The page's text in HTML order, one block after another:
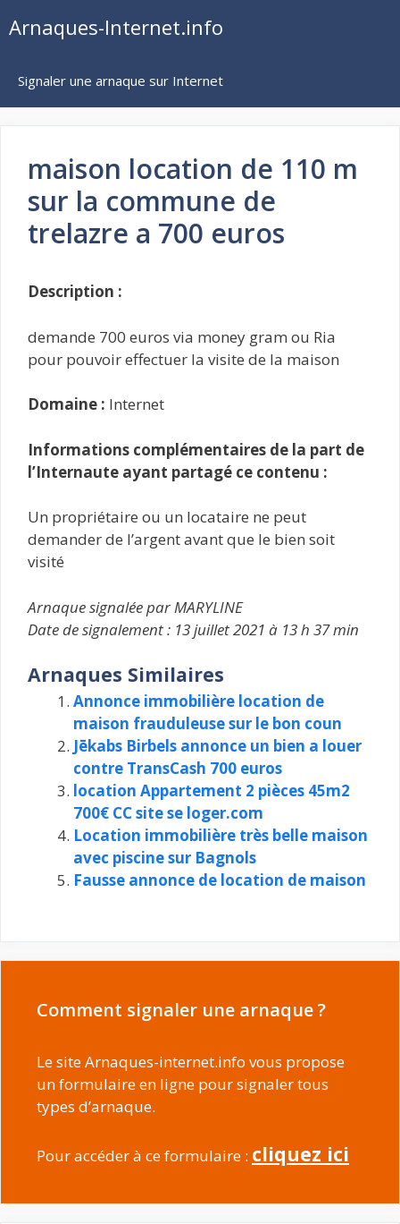
auArnaques-Internet.info
Signaler une arnaque sur Internet
maison location de 110 m
sur la commune de
trelazre a 700 euros
Description :
demande 700 euros via money gram ou Ria
pour pouvoir effectuer la visite de la maison
Domaine : Internet
Informations complémentaires de la part de
l’Internaute ayant partagé ce contenu :
Un propriétaire ou un locataire ne peut
demander de l’argent avant que le bien soit
visité
Arnaque signalée par MARYLINE
Date de signalement : 13 juillet 2021 à 13 h 37 min
Arnaques Similaires
Annonce immobilière location de
maison frauduleuse sur le bon coun
Jēkabs Birbels annonce un bien a louer
contre TransCash 700 euros
location Appartement 2 pièces 45m2
700€ CC site se loger.com
Location immobilière très belle maison
avec piscine sur Bagnols
Fausse annonce de location de maison
Comment signaler une arnaque ?
Le site Arnaques-internet.info vous propose
un formulaire en ligne pour signaler tous
types d’arnaque.
Pour accéder à ce formulaire : cliquez ici